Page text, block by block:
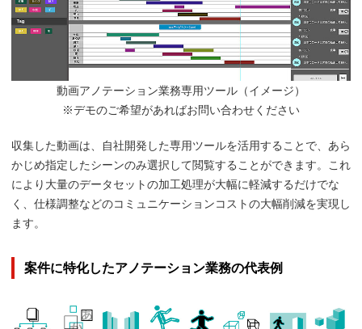
動画アノテーション業務専用ツール（イメージ）
※デモのご希望があればお問い合わせください
収集した動画は、自社開発した専用ツールを活用することで、あら
かじめ指定したシーンのみ選択して閲覧することができます。これ
により大量のデータセットの加工処理が大幅に軽減するだけでな
く、仕様調整などのコミュニケーションコストの大幅削減を実現し
ます。
案件に特化したアノテーション業務の代表例